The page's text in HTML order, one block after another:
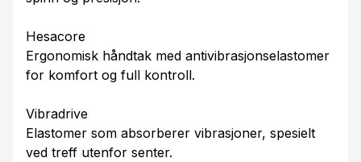
Hesacore
Ergonomisk håndtak med antivibrasjonselastomer
for komfort og full kontroll.
Vibradrive
Elastomer som absorberer vibrasjoner, spesielt
ved treff utenfor senter.